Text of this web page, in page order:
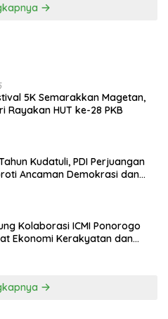
5K Semarakkan Magetan,
Rayakan HUT ke-28 PKB
Kudatuli, PDI Perjuangan
Ancaman Demokrasi dan
Kolaborasi ICMI Ponorogo
Ekonomi Kerakyatan dan